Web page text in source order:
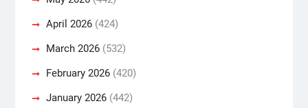
April 2026(424)
March 2026(532)
February 2026(420)
January 2026(442)